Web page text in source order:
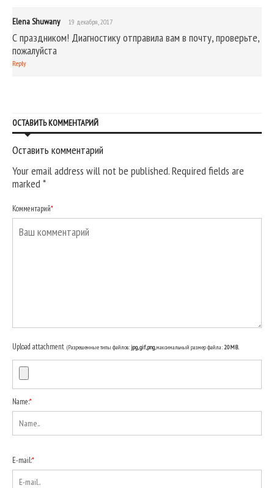
Elena Shuwany 19 декабря, 2017
С праздником! Диагностику отправила вам в почту, проверьте,
пожалуйста
Reply
ОСТАВИТЬ КОММЕНТАРИЙ
Оставить комментарий
Your email address will not be published. Required fields are
marked*
Комментарий*
Upload attachment (Разрешенные типы файлов:jpg, gif, png, максимальный размер файла:20MB.
Name:*
E-mail:*